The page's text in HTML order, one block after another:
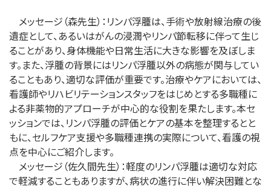
メッセージ（森先生）：リンパ浮腫は、手術や放射線治療の後
遺症として、あるいはがんの浸潤やリンパ節転移に伴って生じ
ることがあり、身体機能や日常生活に大きな影響を及ぼしま
す。また、浮腫の背景にはリンパ浮腫以外の病態が関与してい
ることもあり、適切な評価が重要です。治療やケアにおいては、
看護師やリハビリテーションスタッフをはじめとする多職種に
よる非薬物的アプローチが中心的な役割を果たします。本セ
ッションでは、リンパ浮腫の評価とケアの基本を整理するとと
もに、セルフケア支援や多職種連携の実際について、看護の視
点を中心にご紹介します。
メッセージ（佐久間先生）：軽度のリンパ浮腫は適切な対応
で軽減することもありますが、病状の進行に伴い解決困難とな